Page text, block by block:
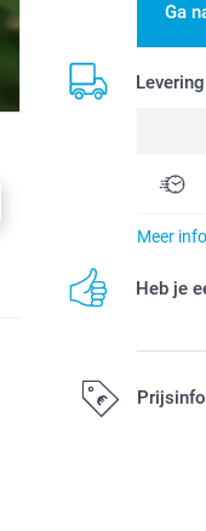
Ga
Levering
Meer
Heb je